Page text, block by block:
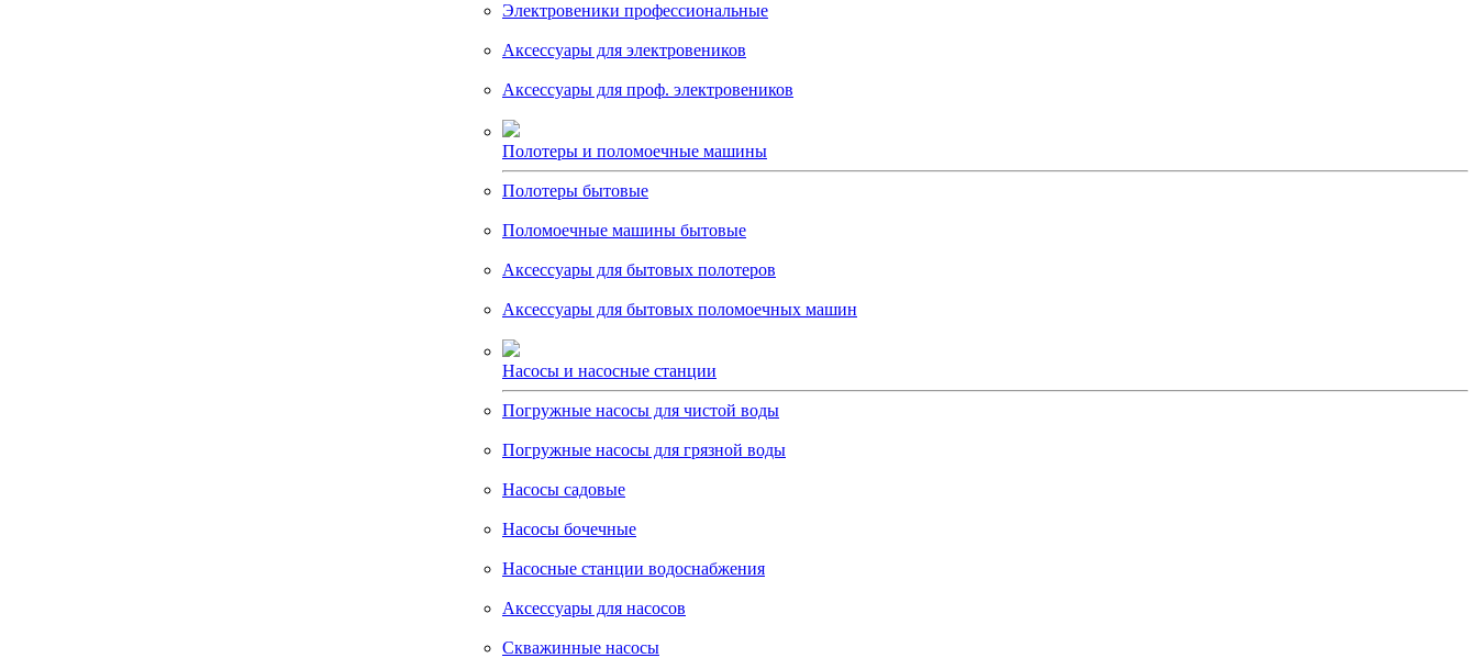
Электровеники профессиональные
Аксессуары для электровеников
Аксессуары для проф. электровеников
Полотеры и поломоечные машины
Полотеры бытовые
Поломоечные машины бытовые
Аксессуары для бытовых полотеров
Аксессуары для бытовых поломоечных машин
Насосы и насосные станции
Погружные насосы для чистой воды
Погружные насосы для грязной воды
Насосы садовые
Насосы бочечные
Насосные станции водоснабжения
Аксессуары для насосов
Скважинные насосы